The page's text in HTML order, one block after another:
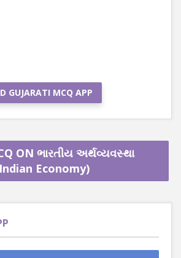
GUJARATI MCQ APP
ON ભારતીય અર્થવ્યવસ્થા
Economy)